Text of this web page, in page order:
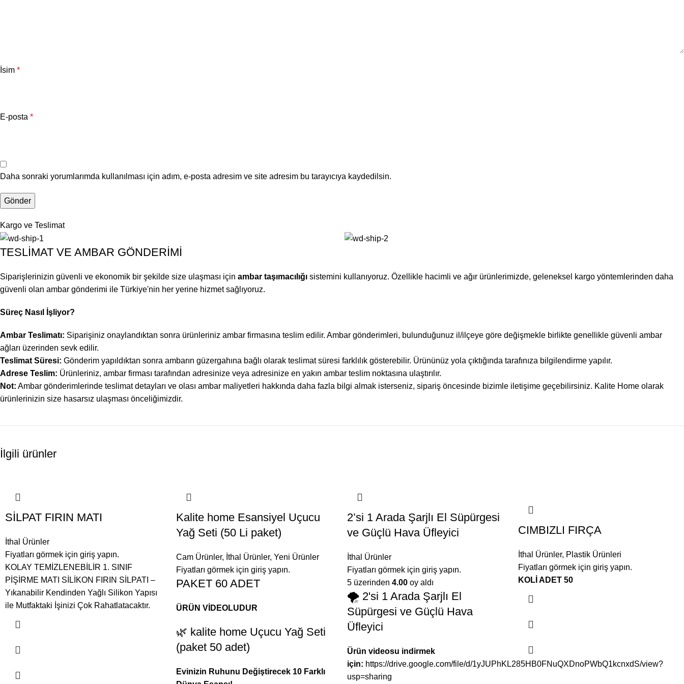
İsim *
E-posta *
Daha sonraki yorumlarımda kullanılması için adım, e-posta adresim ve site adresim bu tarayıcıya kaydedilsin.
Kargo ve Teslimat
TESLİMAT VE AMBAR GÖNDERİMİ
Siparişlerinizin güvenli ve ekonomik bir şekilde size ulaşması için ambar taşımacılığı sistemini kullanıyoruz. Özellikle hacimli ve ağır ürünlerimizde, geleneksel kargo yöntemlerinden daha
güvenli olan ambar gönderimi ile Türkiye'nin her yerine hizmet sağlıyoruz.
Süreç Nasıl İşliyor?
Ambar Teslimatı: Siparişiniz onaylandıktan sonra ürünleriniz ambar firmasına teslim edilir. Ambar gönderimleri, bulunduğunuz il/ilçeye göre değişmekle birlikte genellikle güvenli ambar
ağları üzerinden sevk edilir.
Teslimat Süresi: Gönderim yapıldıktan sonra ambarın güzergahına bağlı olarak teslimat süresi farklılık gösterebilir. Ürününüz yola çıktığında tarafınıza bilgilendirme yapılır.
Adrese Teslim: Ürünleriniz, ambar firması tarafından adresinize veya adresinize en yakın ambar teslim noktasına ulaştırılır.
Not: Ambar gönderimlerinde teslimat detayları ve olası ambar maliyetleri hakkında daha fazla bilgi almak isterseniz, sipariş öncesinde bizimle iletişime geçebilirsiniz. Kalite Home olarak
ürünlerinizin size hasarsız ulaşması önceliğimizdir.
İlgili ürünler
SİLPAT FIRIN MATI
İthal Ürünler
Fiyatları görmek için giriş yapın.
KOLAY TEMİZLENEBİLİR 1. SINIF
PİŞİRME MATI SİLİKON FIRIN SİLPATI –
Yıkanabilir Kendinden Yağlı Silikon Yapısı
ile Mutfaktaki İşinizi Çok Rahatlatacaktır.
Kalite home Esansiyel Uçucu
Yağ Seti (50 Li paket)
Cam Ürünler, İthal Ürünler, Yeni Ürünler
Fiyatları görmek için giriş yapın.
PAKET 60 ADET
ÜRÜN VİDEOLUDUR
🌿 kalite home Uçucu Yağ Seti
(paket 50 adet)
Evinizin Ruhunu Değiştirecek 10 Farklı
2’si 1 Arada Şarjlı El Süpürgesi
ve Güçlü Hava Üfleyici
İthal Ürünler
Fiyatları görmek için giriş yapın.
5 üzerinden 4.00 oy aldı
🌪️ 2'si 1 Arada Şarjlı El
Süpürgesi ve Güçlü Hava
Üfleyici
Ürün videosu indirmek
için: https://drive.google.com/file/d/1yJUPhKL285HB0FNuQXDnoPWbQ1kcnxdS/view?
usp=sharing
CIMBIZLI FIRÇA
İthal Ürünler, Plastik Ürünleri
Fiyatları görmek için giriş yapın.
KOLİ ADET 50